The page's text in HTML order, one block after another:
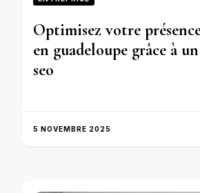
Optimisez votre
en guadeloupe grâce à
seo
5 NOVEMBRE 2025